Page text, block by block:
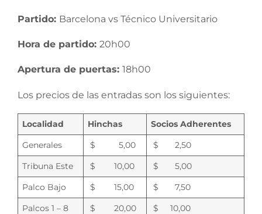
Partido: Barcelona vs Técnico Universitario
Hora de partido: 20h00
Apertura de puertas: 18h00
Los precios de las entradas son los siguientes:
Localidad Hinchas
Socios Adherentes
Generales
$ 5,00
$ 2,50
Tribuna Este
$ 10,00
$ 5,00
Palco Bajo
$ 15,00
$ 7,50
Palcos 1 – 8
$ 20,00
$ 10,00